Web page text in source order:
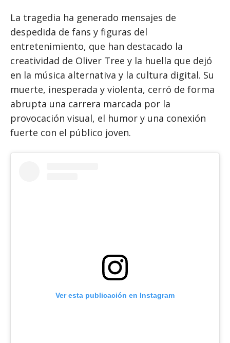
La tragedia ha generado mensajes de
despedida de fans y figuras del
entretenimiento, que han destacado la
creatividad de Oliver Tree y la huella que dejó
en la música alternativa y la cultura digital. Su
muerte, inesperada y violenta, cerró de forma
abrupta una carrera marcada por la
provocación visual, el humor y una conexión
fuerte con el público joven.
Ver esta publicación en Instagram